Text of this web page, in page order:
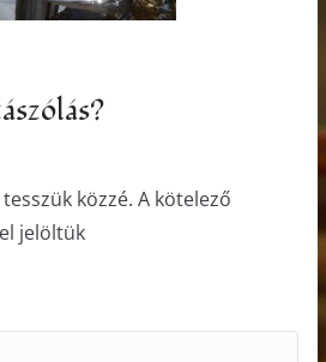
közzé. A kötelező
jelöltük